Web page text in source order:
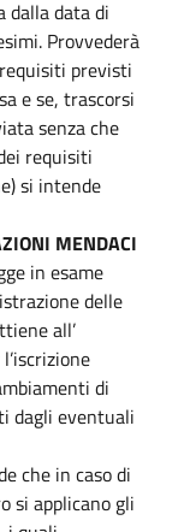
dalla data di
Provvederà
previsti
e se, trascorsi
senza che
requisiti
si intende
MENDACI
in esame
delle
all’
di
dagli eventuali
che in caso di
si applicano gli